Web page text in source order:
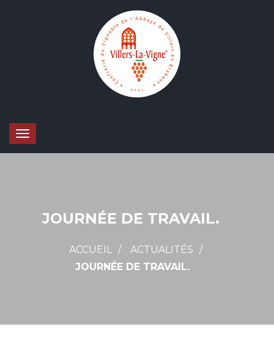
JOURNÉE DE TRAVAIL.
ACCUEIL
ACTUALITÉS
JOURNÉE DE TRAVAIL.